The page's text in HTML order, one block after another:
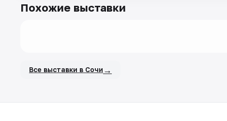
Похожие выставки
Все выставки в Сочи →